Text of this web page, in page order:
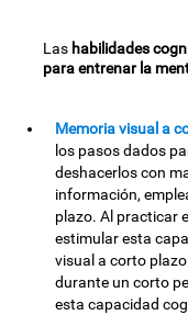
Las habilidades
para entrenar la
Memoria visual a
los pasos dados
deshacerlos con
información,
plazo. Al practicar
estimular esta
visual a corto
durante un corto
esta capacidad